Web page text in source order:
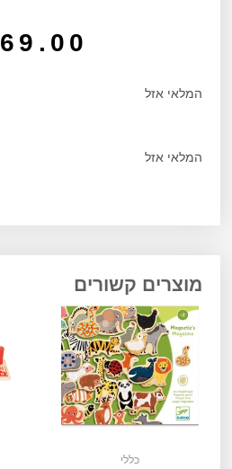
69.00
המלאי אזל
המלאי אזל
מוצרים קשורים
כללי